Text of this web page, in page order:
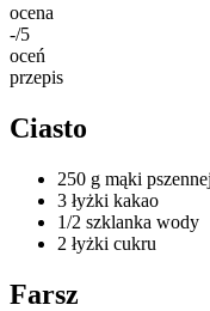
ocena
-/5
oceń
przepis
Ciasto
250 g mąki pszennej
3 łyżki kakao
1/2 szklanka wody
2 łyżki cukru
Farsz